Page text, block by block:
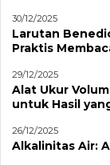
30/12/2025
Larutan
Praktis
29/12/2025
Alat Ukur
untuk Hasil
26/12/2025
Alkalinitas Air: